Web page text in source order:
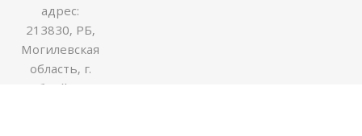
адрес:
213830, РБ,
Могилевская
область, г.
Бобруйск ул.